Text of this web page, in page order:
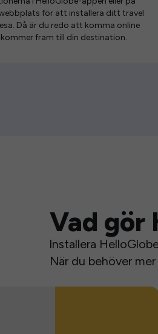
för att installera ditt travel
Då är du redo att komma online
fram till din destination.
Vad gör
Installera
När du behöver